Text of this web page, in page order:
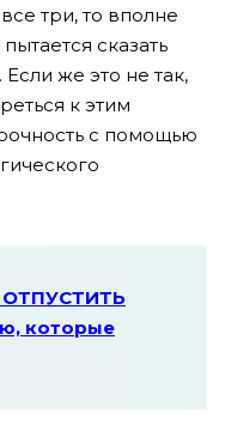
три, то вполне
сказать
же это не так,
к этим
с помощью
ОТПУСТИТЬ
которые